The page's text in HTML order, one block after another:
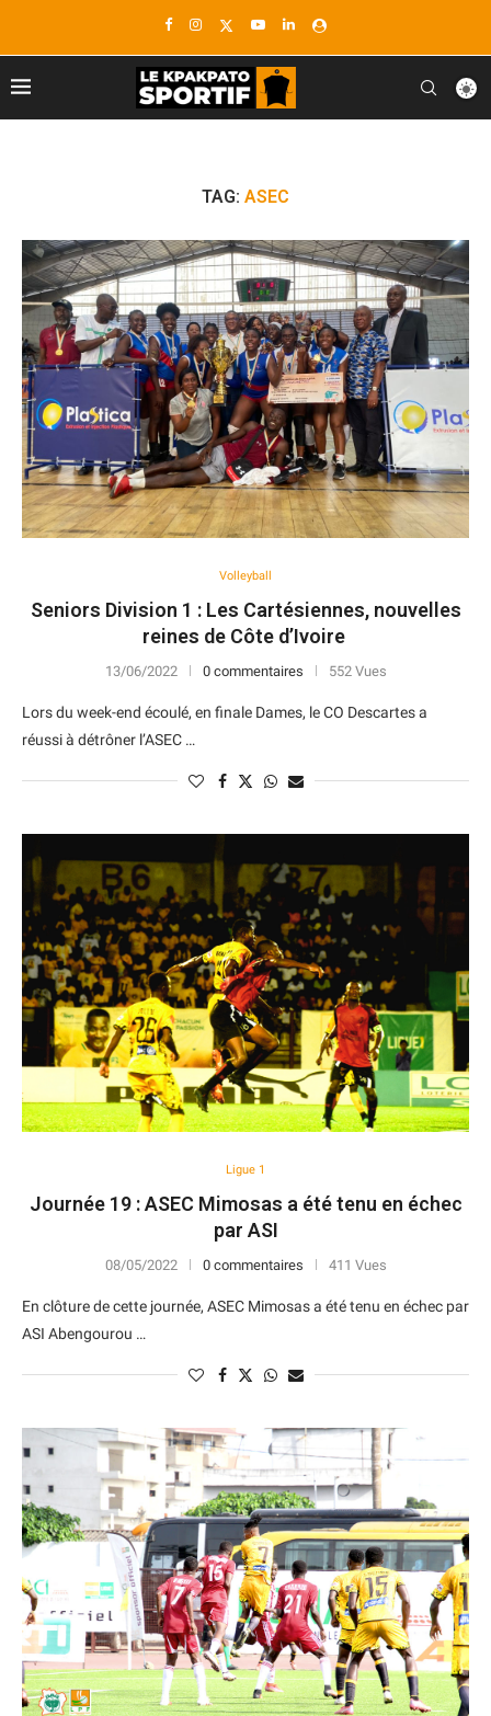
TAG: ASEC
Volleyball
Seniors Division 1 : Les Cartésiennes, nouvelles
reines de Côte d’Ivoire
13/06/2022 0 commentaires 552 Vues
Lors du week-end écoulé, en finale Dames, le CO Descartes a
réussi à détrôner l’ASEC …
Ligue 1
Journée 19 : ASEC Mimosas a été tenu en échec
par ASI
08/05/2022 0 commentaires 411 Vues
En clôture de cette journée, ASEC Mimosas a été tenu en échec par
ASI Abengourou …